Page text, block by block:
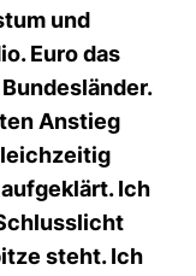
und
Euro das
Anstieg
Ich
steht. Ich